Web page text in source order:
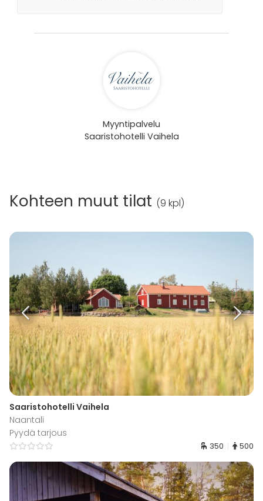
Myyntipalvelu
Saaristohotelli Vaihela
Kohteen muut tilat (9 kpl)
Saaristohotelli Vaihela
Naantali
Pyydä tarjous
350 500